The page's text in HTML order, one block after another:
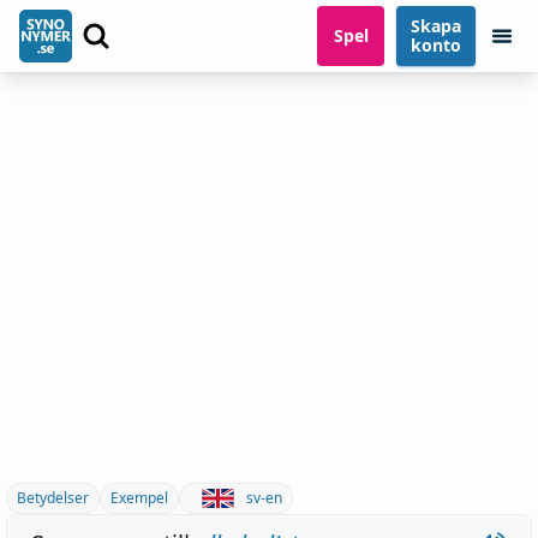
Spel
Skapa
konto
Betydelser Exempel sv-en